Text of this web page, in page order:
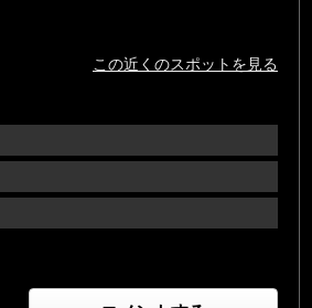
この近くのスポットを見る